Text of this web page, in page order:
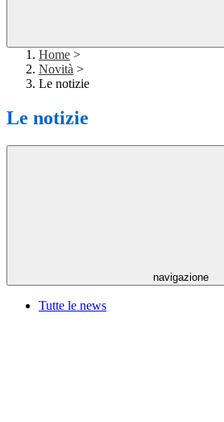
Home >
Novità >
Le notizie
Le notizie
navigazione
Tutte le news